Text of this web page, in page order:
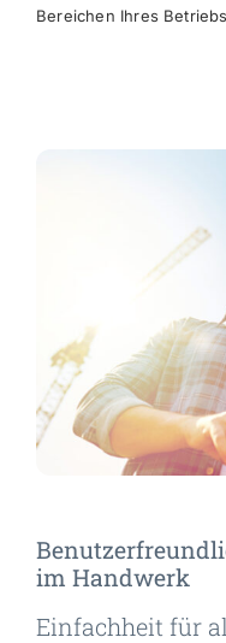
Bereichen Ihres
im Handwerk
Einfachheit für